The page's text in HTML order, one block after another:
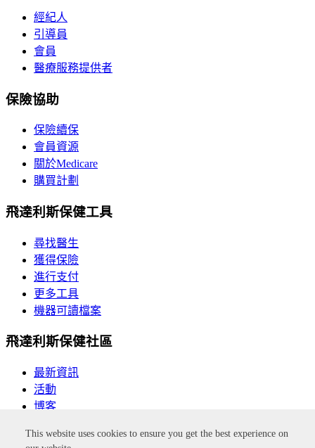
This website uses cookies to ensure you get the best experience on
經紀人
引導員
會員
醫療服務提供者
保險協助
保險續保
會員資源
關於Medicare
購買計劃
飛達利斯保健工具
尋找醫生
獲得保險
進行支付
更多工具
機器可讀檔案
飛達利斯保健社區
最新資訊
活動
博客
按一下此連結，您將離開飛達利斯保健網站。